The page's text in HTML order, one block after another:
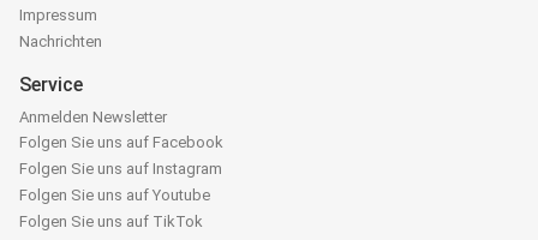
Impressum
Nachrichten
Service
Anmelden Newsletter
Folgen Sie uns auf Facebook
Folgen Sie uns auf Instagram
Folgen Sie uns auf Youtube
Folgen Sie uns auf TikTok